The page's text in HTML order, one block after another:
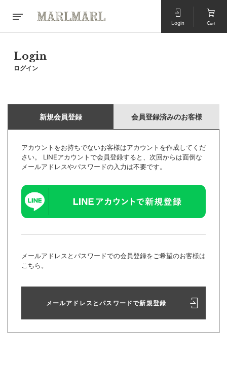
Login Cart
Login
ログイン
新規会員登録 会員登録済みのお客様
アカウントをお持ちでないお客様はアカウントを作成してくだ
さい。 LINEアカウントで会員登録すると、次回からは面倒な
メールアドレスやパスワードの入力は不要です。
メールアドレスとパスワードでの会員登録をご希望のお客様は
こちら。
メールアドレスとパスワードで新規登録